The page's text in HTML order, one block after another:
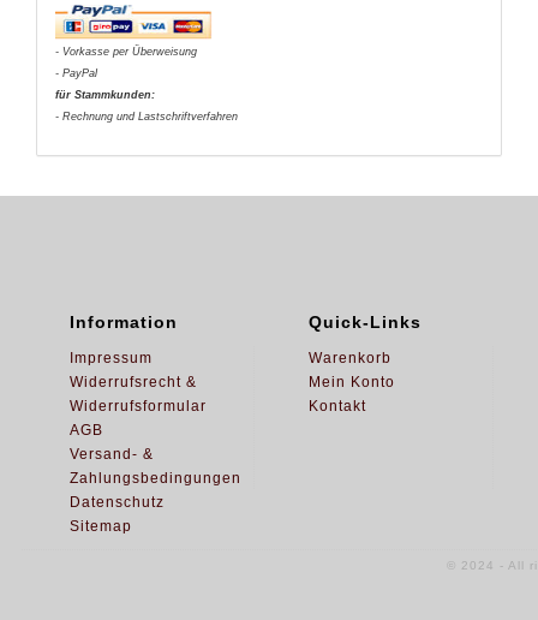
- Vorkasse per Überweisung
- PayPal
für Stammkunden:
- Rechnung und Lastschriftverfahren
Information
Impressum
Widerrufsrecht &
Widerrufsformular
AGB
Versand- &
Zahlungsbedingungen
Datenschutz
Sitemap
Quick-Links
Warenkorb
Mein Konto
Kontakt
© 2024 - All